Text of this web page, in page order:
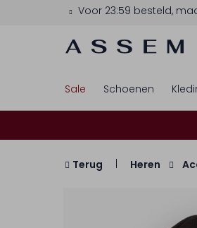
Voor 23:59 besteld,
Sale Schoenen
Terug Heren